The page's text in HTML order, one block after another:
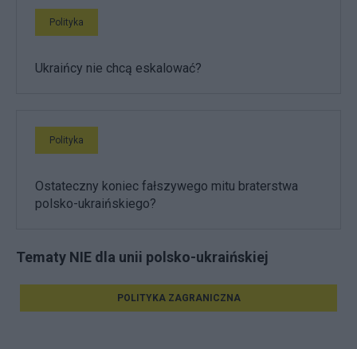
Polityka
Ukraińcy nie chcą eskalować?
Polityka
Ostateczny koniec fałszywego mitu braterstwa
polsko-ukraińskiego?
Tematy NIE dla unii polsko-ukraińskiej
POLITYKA ZAGRANICZNA